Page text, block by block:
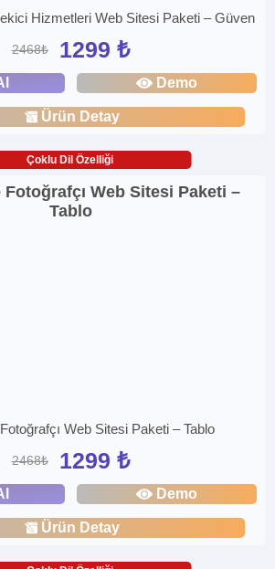
Hizmetleri Web Sitesi Paketi – Güven
2468₺ 1299 ₺
Demo
Ürün Detay
Çoklu Dil Özelliği
Web Sitesi Paketi – Tablo
2468₺ 1299 ₺
Demo
Ürün Detay